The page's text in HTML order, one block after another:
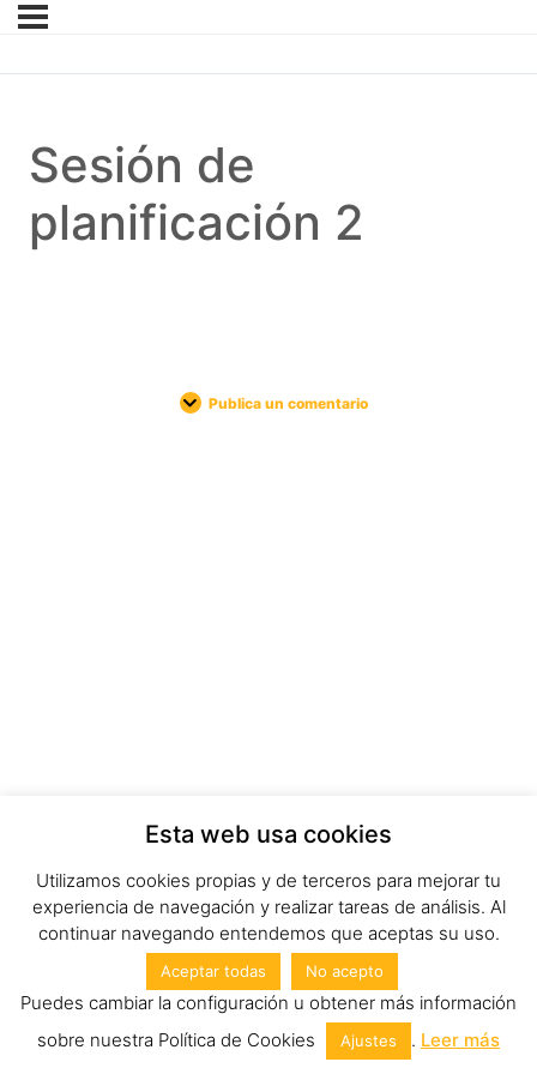
Sesión de
planificación 2
Publica un comentario
Esta web usa cookies
Utilizamos cookies propias y de terceros para mejorar tu
experiencia de navegación y realizar tareas de análisis. Al
continuar navegando entendemos que aceptas su uso.
Aceptar todas No acepto
Puedes cambiar la configuración u obtener más información
sobre nuestra Política de Cookies
Ajustes . Leer más